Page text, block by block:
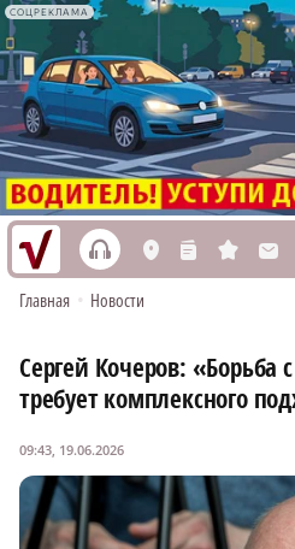
СОЦРЕКЛАМА
h L n s M
Главная • Новости
Сергей Кочеров: «Борьба
требует комплексного
09:43, 19.06.2026